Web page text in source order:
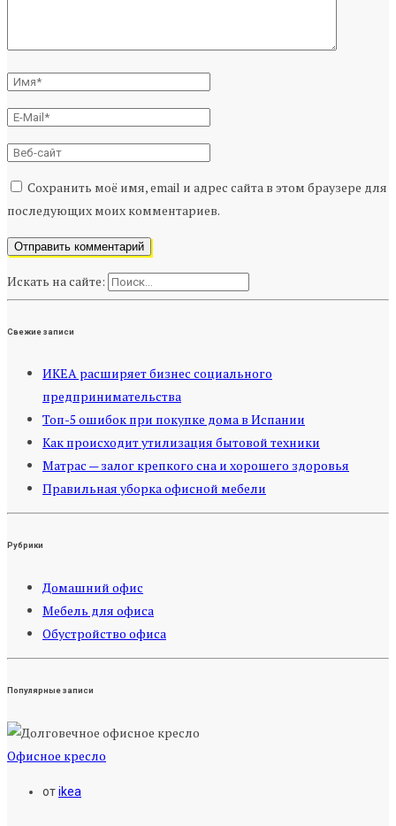
Сохранить моё имя, email и адрес сайта в этом браузере для
последующих моих комментариев.
Искать на сайте:
Свежие записи
ИКЕА расширяет бизнес социального
предпринимательства
Топ-5 ошибок при покупке дома в Испании
Как происходит утилизация бытовой техники
Матрас — залог крепкого сна и хорошего здоровья
Правильная уборка офисной мебели
Рубрики
Домашний офис
Мебель для офиса
Обустройство офиса
Популярные записи
Офисное кресло
отikea